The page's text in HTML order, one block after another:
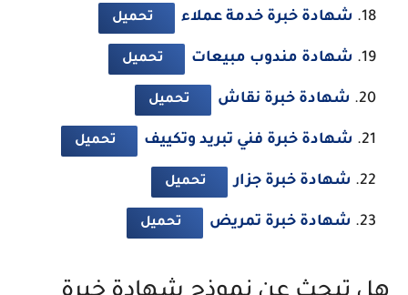
شهادة خبرة خدمة عملاء تحميل
شهادة مندوب مبيعات تحميل
شهادة خبرة نقاش تحميل
شهادة خبرة فني تبريد وتكييف تحميل
شهادة خبرة جزار تحميل
شهادة خبرة تمريض تحميل